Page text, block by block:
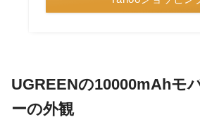
UGREENの10000mAhモ
ーの外観